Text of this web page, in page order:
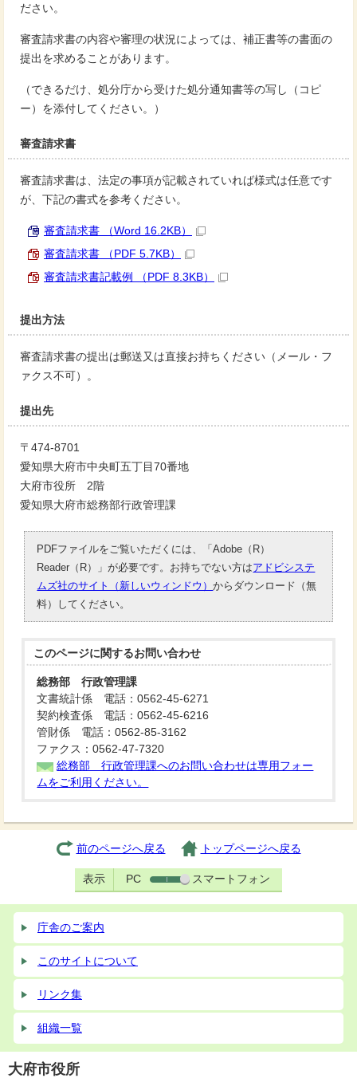
ださい。
審査請求書の内容や審理の状況によっては、補正書等の書面の
提出を求めることがあります。
（できるだけ、処分庁から受けた処分通知書等の写し（コピ
ー）を添付してください。）
審査請求書
審査請求書は、法定の事項が記載されていれば様式は任意です
が、下記の書式を参考ください。
審査請求書 （Word 16.2KB）
審査請求書 （PDF 5.7KB）
審査請求書記載例 （PDF 8.3KB）
提出方法
審査請求書の提出は郵送又は直接お持ちください（メール・フ
ァクス不可）。
提出先
〒474-8701
愛知県大府市中央町五丁目70番地
大府市役所 2階
愛知県大府市総務部行政管理課
PDFファイルをご覧いただくには、「Adobe（R）
Reader（R）」が必要です。お持ちでない方はアドビシステ
ムズ社のサイト（新しいウィンドウ）からダウンロード（無
料）してください。
このページに関するお問い合わせ
総務部 行政管理課
文書統計係 電話：0562-45-6271
契約検査係 電話：0562-45-6216
管財係 電話：0562-85-3162
ファクス：0562-47-7320
総務部 行政管理課へのお問い合わせは専用フォー
ムをご利用ください。
前のページへ戻る トップページへ戻る
表示 PC スマートフォン
庁舎のご案内
このサイトについて
リンク集
組織一覧
大府市役所